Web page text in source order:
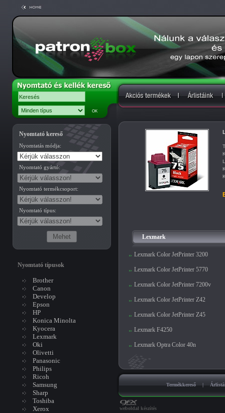
Nyomtató kereső
Nyomtatás módja:
Nyomtató gyártó:
Nyomtató termékcsoport:
Nyomtató típus:
Nyomtató típusok
Brother
Canon
Develop
Epson
HP
Konica Minolta
Kyocera
Lexmark
Oki
Olivetti
Panasonic
Philips
Ricoh
Samsung
Sharp
Toshiba
Xerox
Lexmark
Lexmark Color JetPrinter 3200
Lexmark Color JetPrinter 5770
Lexmark Color JetPrinter 7200v
Lexmark Color JetPrinter Z42
Lexmark Color JetPrinter Z45
Lexmark F4250
Lexmark Optra Color 40n
Termékkereső |
weboldal készítés